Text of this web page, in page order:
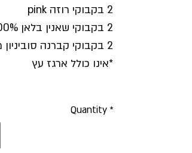
2 בקבוקי רוזה pink
2 בקבוקי שאנין בלאן 100%
2 בקבוקי קברנה סוביניון מרלו סירה
*אינו כולל ארגז עץ
Quantity *